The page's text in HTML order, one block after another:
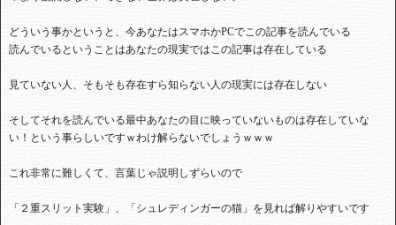
どういう事かというと、今あなたはスマホかPCでこの記事を読んでいる
読んでいるということはあなたの現実ではこの記事は存在している
見ていない人、そもそも存在すら知らない人の現実には存在しない
そしてそれを読んでいる最中あなたの目に映っていないものは存在していな
い！という事らしいですｗわけ解らないでしょうｗｗｗ
これ非常に難しくて、言葉じゃ説明しずらいので
「２重スリット実験」、「シュレディンガーの猫」を見れば解りやすいです